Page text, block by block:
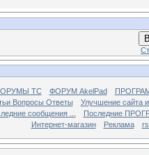
TC ФОРУМ AkelPad
Вопросы Ответы
Улучшение сайта
сообщения ...
Последние
Интернет-магазин
Реклама